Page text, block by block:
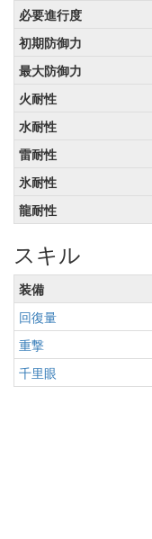
必要進行度
初期防御力
最大防御力
火耐性
水耐性
雷耐性
氷耐性
龍耐性
スキル
装備
回復量
重撃
千里眼